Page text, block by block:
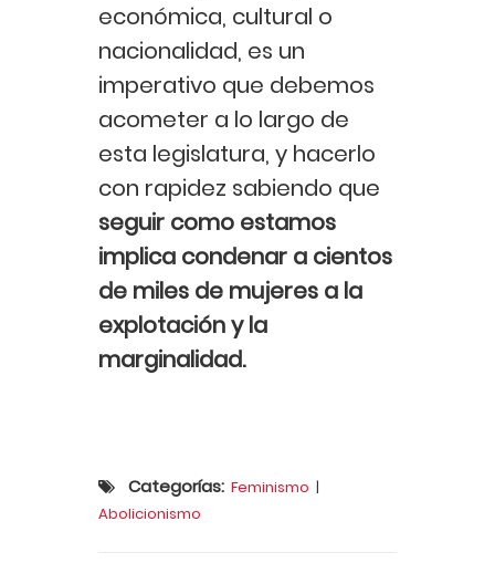
económica, cultural o
nacionalidad, es un
imperativo que debemos
acometer a lo largo de
esta legislatura, y hacerlo
con rapidez sabiendo que
seguir como estamos
implica condenar a cientos
de miles de mujeres a la
explotación y la
marginalidad.
Categorías: Feminismo |
Abolicionismo